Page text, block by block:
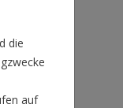
die
auf